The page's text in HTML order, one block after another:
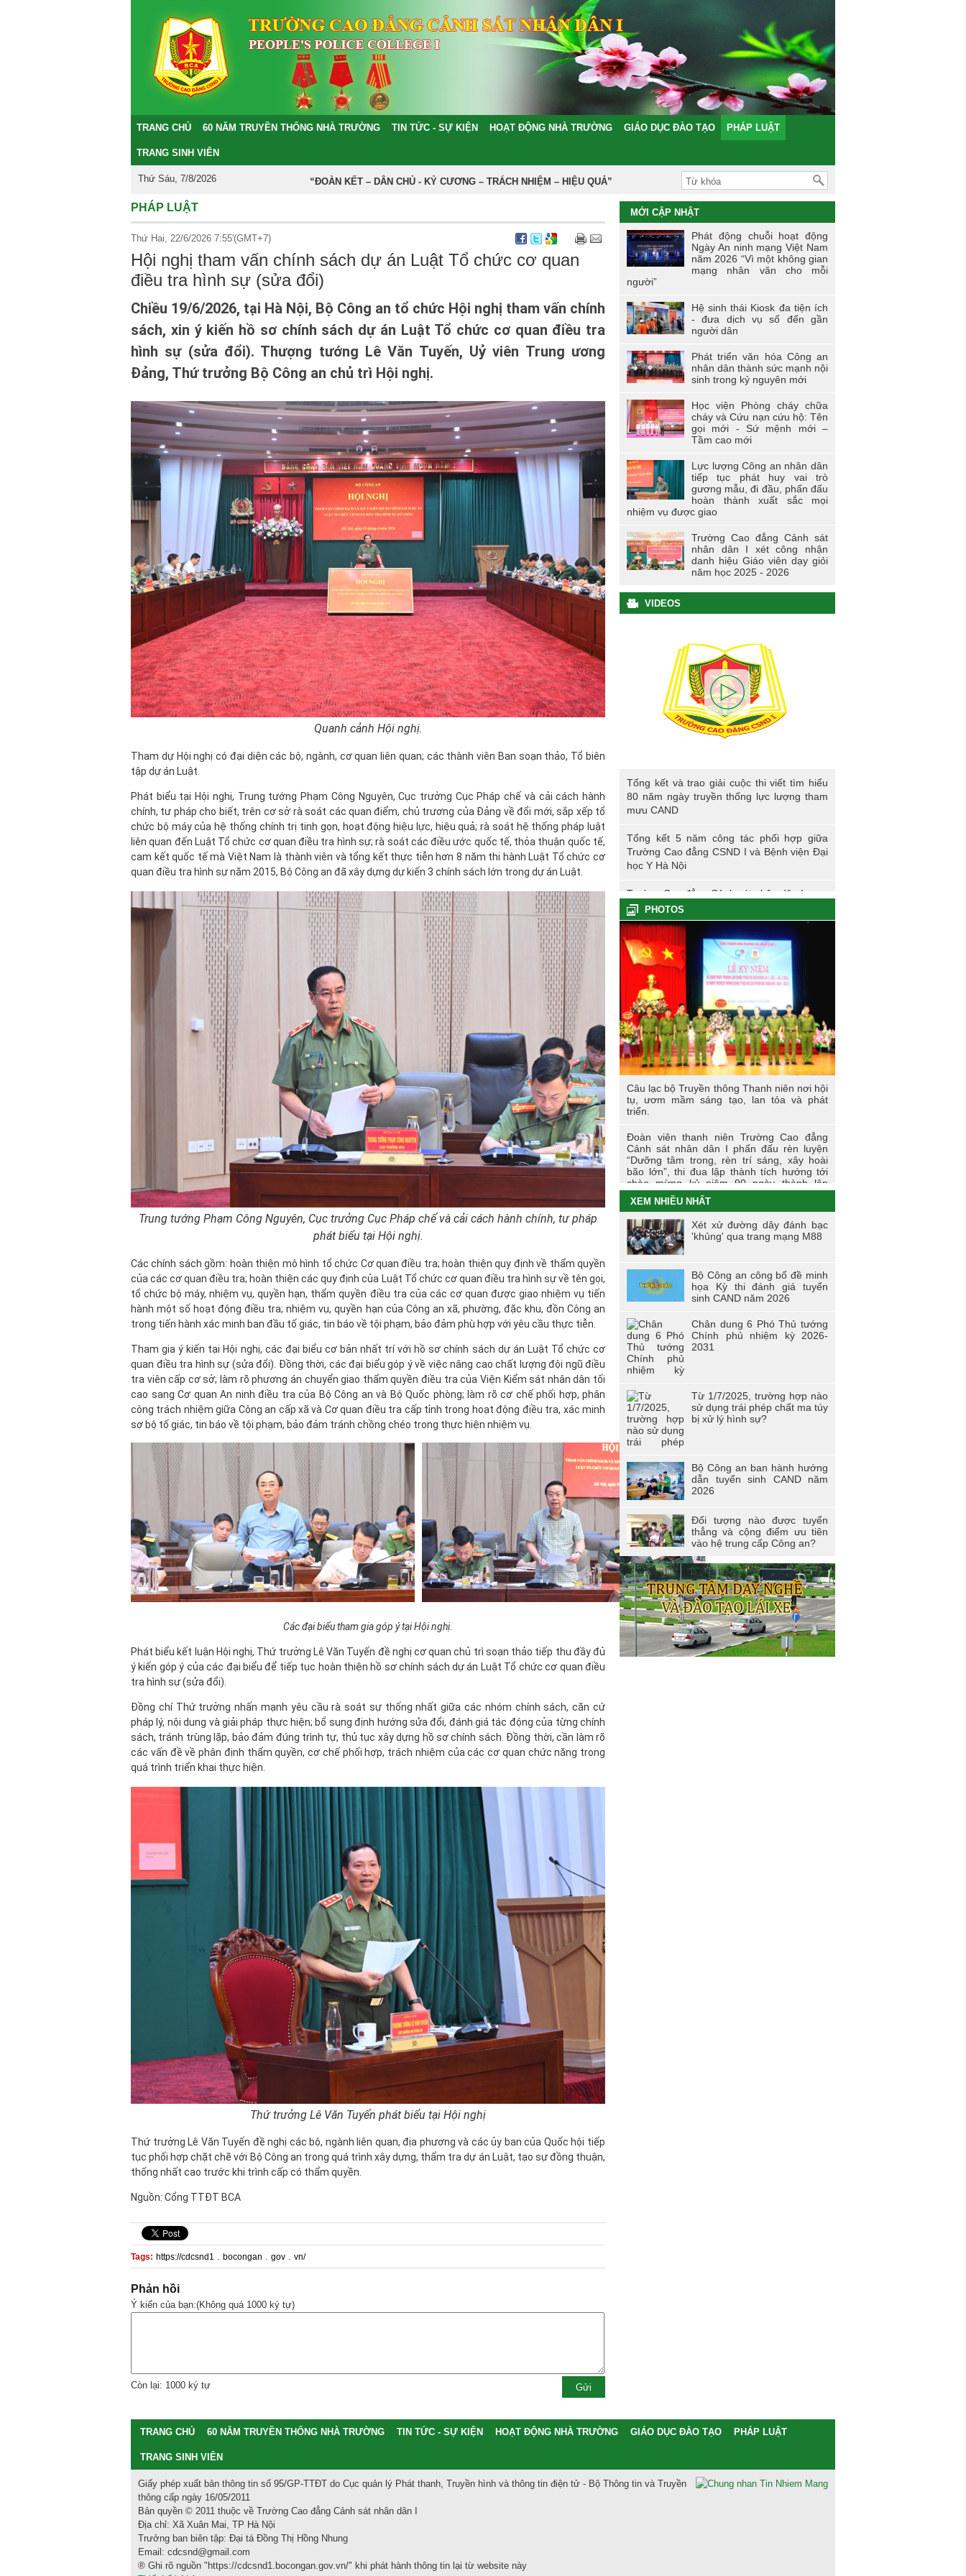
TRANG CHỦ 60 NĂM TRUYỀN THỐNG NHÀ TRƯỜNG TIN TỨC - SỰ KIỆN HOẠT ĐỘNG NHÀ TRƯỜNG GIÁO DỤC ĐÀO TẠO PHÁP LUẬT
TRANG SINH VIÊN
Thứ Sáu, 7/8/2026 “ĐOÀN KẾT – DÂN CHỦ - KỶ CƯƠNG – TRÁCH NHIỆM – HIỆU QUẢ”
PHÁP LUẬT
Thứ Hai, 22/6/2026 7:55'(GMT+7)
Hội nghị tham vấn chính sách dự án Luật Tổ chức cơ quan
điều tra hình sự (sửa đổi)
Chiều 19/6/2026, tại Hà Nội, Bộ Công an tổ chức Hội nghị tham vấn chính
sách, xin ý kiến hồ sơ chính sách dự án Luật Tổ chức cơ quan điều tra
hình sự (sửa đổi). Thượng tướng Lê Văn Tuyến, Uỷ viên Trung ương
Đảng, Thứ trưởng Bộ Công an chủ trì Hội nghị.
Quanh cảnh Hội nghị.
Tham dự Hội nghị có đại diện các bộ, ngành, cơ quan liên quan; các thành viên Ban soạn thảo, Tổ biên
tập dự án Luật.
Phát biểu tại Hội nghị, Trung tướng Phạm Công Nguyên, Cục trưởng Cục Pháp chế và cải cách hành
chính, tư pháp cho biết, trên cơ sở rà soát các quan điểm, chủ trương của Đảng về đổi mới, sắp xếp tổ
chức bộ máy của hệ thống chính trị tinh gọn, hoạt động hiệu lực, hiệu quả; rà soát hệ thống pháp luật
liên quan đến Luật Tổ chức cơ quan điều tra hình sự; rà soát các điều ước quốc tế, thỏa thuận quốc tế,
cam kết quốc tế mà Việt Nam là thành viên và tổng kết thực tiễn hơn 8 năm thi hành Luật Tổ chức cơ
quan điều tra hình sự năm 2015, Bộ Công an đã xây dựng dự kiến 3 chính sách lớn trong dự án Luật.
Trung tướng Phạm Công Nguyên, Cục trưởng Cục Pháp chế và cải cách hành chính, tư pháp
phát biểu tại Hội nghị.
Các chính sách gồm: hoàn thiện mô hình tổ chức Cơ quan điều tra; hoàn thiện quy định về thẩm quyền
của các cơ quan điều tra; hoàn thiện các quy định của Luật Tổ chức cơ quan điều tra hình sự về tên gọi,
tổ chức bộ máy, nhiệm vụ, quyền hạn, thẩm quyền điều tra của các cơ quan được giao nhiệm vụ tiến
hành một số hoạt động điều tra; nhiệm vụ, quyền hạn của Công an xã, phường, đặc khu, đồn Công an
trong tiến hành xác minh ban đầu tố giác, tin báo về tội phạm, bảo đảm phù hợp với yêu cầu thực tiễn.
Tham gia ý kiến tại Hội nghị, các đại biểu cơ bản nhất trí với hồ sơ chính sách dự án Luật Tổ chức cơ
quan điều tra hình sự (sửa đổi). Đồng thời, các đại biểu góp ý về việc nâng cao chất lượng đội ngũ điều
tra viên cấp cơ sở; làm rõ phương án chuyển giao thẩm quyền điều tra của Viện Kiểm sát nhân dân tối
cao sang Cơ quan An ninh điều tra của Bộ Công an và Bộ Quốc phòng; làm rõ cơ chế phối hợp, phân
công trách nhiệm giữa Công an cấp xã và Cơ quan điều tra cấp tỉnh trong hoạt động điều tra, xác minh
sơ bộ tố giác, tin báo về tội phạm, bảo đảm tránh chồng chéo trong thực hiện nhiệm vụ.
Các đại biểu tham gia góp ý tại Hội nghị.
Phát biểu kết luận Hội nghị, Thứ trưởng Lê Văn Tuyến đề nghị cơ quan chủ trì soạn thảo tiếp thu đầy đủ
ý kiến góp ý của các đại biểu để tiếp tục hoàn thiện hồ sơ chính sách dự án Luật Tổ chức cơ quan điều
tra hình sự (sửa đổi).
Đồng chí Thứ trưởng nhấn mạnh yêu cầu rà soát sự thống nhất giữa các nhóm chính sách, căn cứ
pháp lý, nội dung và giải pháp thực hiện; bổ sung định hướng sửa đổi, đánh giá tác động của từng chính
sách, tránh trùng lặp, bảo đảm đúng trình tự, thủ tục xây dựng hồ sơ chính sách. Đồng thời, cần làm rõ
các vấn đề về phân định thẩm quyền, cơ chế phối hợp, trách nhiệm của các cơ quan chức năng trong
quá trình triển khai thực hiện.
Thứ trưởng Lê Văn Tuyến phát biểu tại Hội nghị
Thứ trưởng Lê Văn Tuyến đề nghị các bộ, ngành liên quan, địa phương và các ủy ban của Quốc hội tiếp
tục phối hợp chặt chẽ với Bộ Công an trong quá trình xây dựng, thẩm tra dự án Luật, tạo sự đồng thuận,
thống nhất cao trước khi trình cấp có thẩm quyền.
Nguồn: Cổng TTĐT BCA
Tags: https://cdcsnd1 . bocongan . gov . vn/
Phản hồi
Ý kiến của bạn:(Không quá 1000 ký tự)
Còn lại: 1000 ký tự
MỚI CẬP NHẬT
Phát động chuỗi hoạt động
Ngày An ninh mạng Việt Nam
năm 2026 “Vì một không gian
mạng nhân văn cho mỗi
người”
Hệ sinh thái Kiosk đa tiện ích
- đưa dịch vụ số đến gần
người dân
Phát triển văn hóa Công an
nhân dân thành sức mạnh nội
sinh trong kỷ nguyên mới
Học viện Phòng cháy chữa
cháy và Cứu nạn cứu hộ: Tên
gọi mới - Sứ mệnh mới –
Tầm cao mới
Lực lượng Công an nhân dân
tiếp tục phát huy vai trò
gương mẫu, đi đầu, phấn đấu
hoàn thành xuất sắc mọi
nhiệm vụ được giao
Trường Cao đẳng Cảnh sát
nhân dân I xét công nhận
danh hiệu Giáo viên dạy giỏi
năm học 2025 - 2026
VIDEOS
năm ngày truyền thống lực lượng tham mưu
CAND
Tổng kết và trao giải cuộc thi viết tìm hiểu
80 năm ngày truyền thống lực lượng tham
mưu CAND
Tổng kết 5 năm công tác phối hợp giữa
Trường Cao đẳng CSND I và Bệnh viện Đại
học Y Hà Nội
Trường Cao đẳng Cảnh sát nhân dân I
Phóng sự nhập học khoá K61S
Tổng kết hoạt động thực tế đợt I - K60S
Các sự kiện tiêu biểu của Tuổi trẻ Nhà
trường năm học 2023-2024
TÔI LÀM CÔNG AN XÃ
Hoạt động thực tế chính trị của cán bộ, học
viên tại Hoà Bình
Hội thi tìm hiểu, sáng kiến về phòng, chống
tác hại của thuốc lá trong tuổi trẻ Trường
Cao đẳng Cảnh sát nhân dân I
Tuổi trẻ Trường Cao đẳng CSND I tích cực
triển khai đề án 06 của Chính phủ
PHOTOS
Câu lạc bộ Truyền thông Thanh niên nơi hội
tụ, ươm mầm sáng tạo, lan tỏa và phát
triển.
Đoàn viên thanh niên Trường Cao đẳng
Cảnh sát nhân dân I phấn đấu rèn luyện
“Dưỡng tâm trong, rèn trí sáng, xây hoài
bão lớn”, thi đua lập thành tích hướng tới
chào mừng kỷ niệm 90 ngày thành lập
Đoàn TNCS Hồ Chí Minh (26/3/1931 -
26/3/2021)
Những dấu ấn của tuổi trẻ Trường Cao
đẳng Cảnh sát nhân dân I trong Tháng
Thanh niên 2021
Chiến dịch tình nguyện mùa đông năm
2020 và Xuân biên cương năm 2021 trong
tuổi trẻ Trường Cao đẳng Cảnh sát nhân
Đoàn viên công đoàn trường Cao đẳng
CSND I đạt giải nhất toàn đoàn tại Hội thi
“Đoàn viên Công đoàn Tổng cục Chính trị
CAND học tập và làm theo tư tưởng, đạo
phía Bắc
Hội thi “Người chiến sĩ Cảnh sát thanh lịch,
tài năng” lần thứ 2 năm 2017.
XEM NHIỀU NHẤT
Xét xử đường dây đánh bạc
'khủng' qua trang mạng M88
Bộ Công an công bố đề minh
họa Kỳ thi đánh giá tuyển
sinh CAND năm 2026
Chân dung 6 Phó Thủ tướng
Chính phủ nhiệm kỳ 2026-
2031
Từ 1/7/2025, trường hợp nào
sử dụng trái phép chất ma túy
bị xử lý hình sự?
Bộ Công an ban hành hướng
dẫn tuyển sinh CAND năm
2026
Đối tượng nào được tuyển
thẳng và cộng điểm ưu tiên
vào hệ trung cấp Công an?
TRANG CHỦ 60 NĂM TRUYỀN THỐNG NHÀ TRƯỜNG TIN TỨC - SỰ KIỆN HOẠT ĐỘNG NHÀ TRƯỜNG GIÁO DỤC ĐÀO TẠO PHÁP LUẬT
TRANG SINH VIÊN
Giấy phép xuất bản thông tin số 95/GP-TTĐT do Cục quản lý Phát thanh, Truyền hình và thông tin điện tử - Bộ Thông tin và Truyền
thông cấp ngày 16/05/2011
Bản quyền © 2011 thuộc về Trường Cao đẳng Cảnh sát nhân dân I
Địa chỉ: Xã Xuân Mai, TP Hà Nội
Trưởng ban biên tập: Đại tá Đồng Thị Hồng Nhung
Email: cdcsnd@gmail.com
® Ghi rõ nguồn "https://cdcsnd1.bocongan.gov.vn/" khi phát hành thông tin lại từ website này